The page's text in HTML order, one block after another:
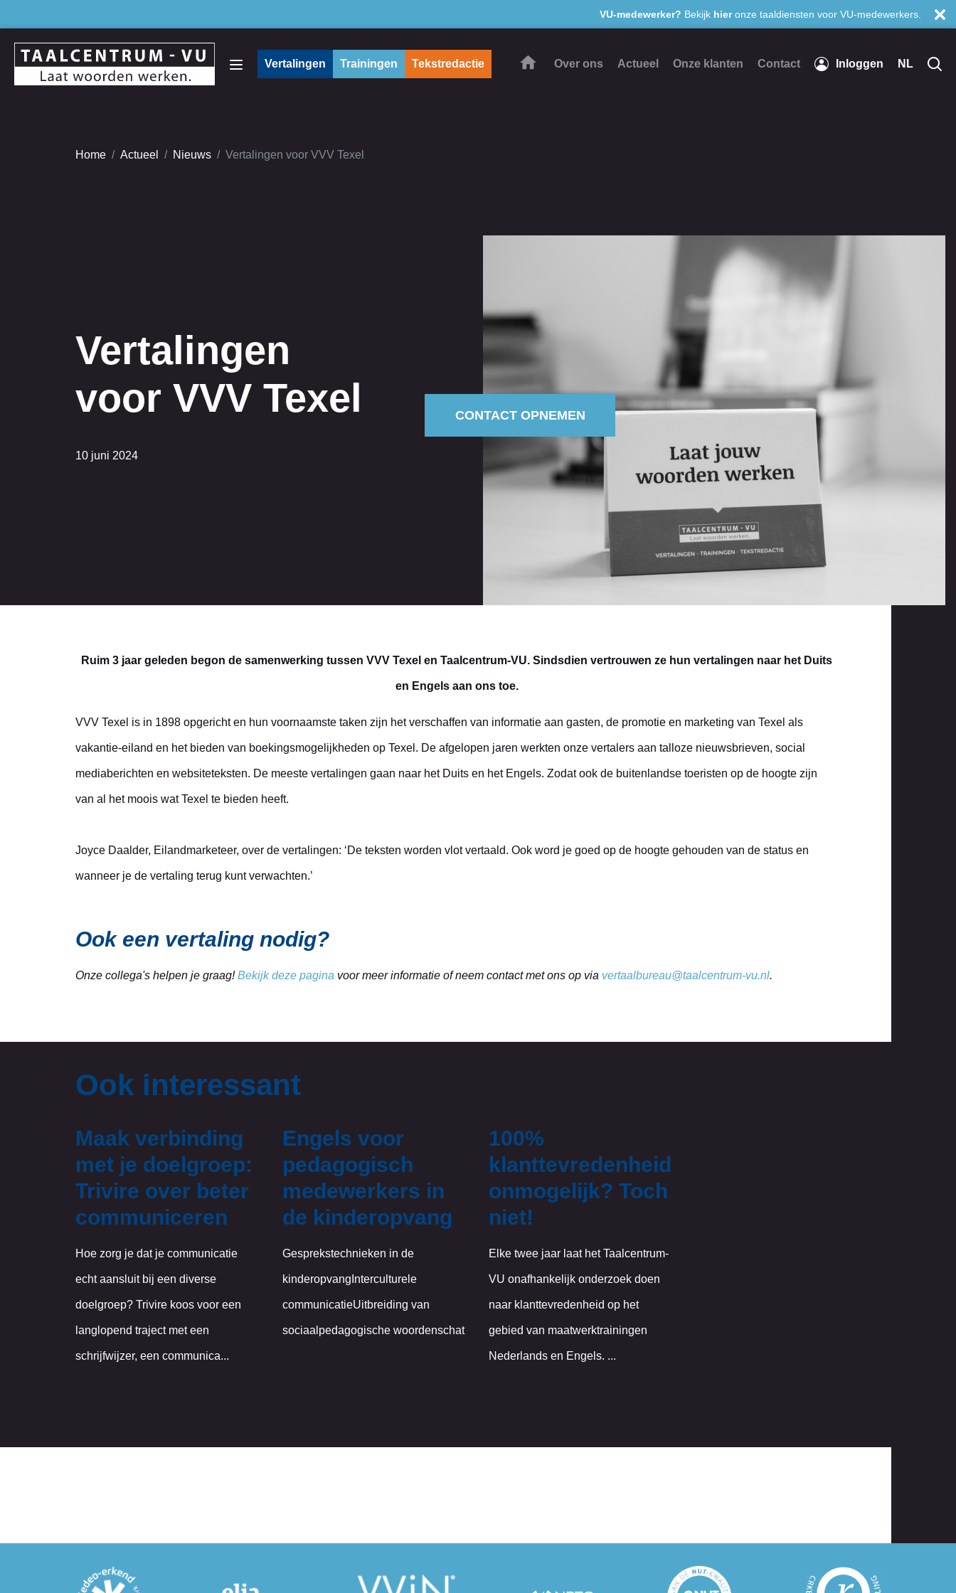
VU-medewerker? Bekijk hieronze taaldiensten voor VU-medewerkers.
Inloggen
Vertalingen Trainingen Tekstredactie NL
Over ons Actueel Onze klanten Contact
Home Actueel Nieuws Vertalingen voor VVV Texel
Vertalingen
voor VVV Texel
10 juni 2024
CONTACT OPNEMEN
Ruim 3 jaar geleden begon de samenwerking tussen VVV Texel en Taalcentrum-VU. Sindsdien vertrouwen ze hun vertalingen naar het Duits
en Engels aan ons toe.
VVV Texel is in 1898 opgericht en hun voornaamste taken zijn het verschaffen van informatie aan gasten, de promotie en marketing van Texel als
vakantie-eiland en het bieden van boekingsmogelijkheden op Texel. De afgelopen jaren werkten onze vertalers aan talloze nieuwsbrieven, social
mediaberichten en websiteteksten. De meeste vertalingen gaan naar het Duits en het Engels. Zodat ook de buitenlandse toeristen op de hoogte zijn
van al het moois wat Texel te bieden heeft.
Joyce Daalder, Eilandmarketeer, over de vertalingen: ‘De teksten worden vlot vertaald. Ook word je goed op de hoogte gehouden van de status en
wanneer je de vertaling terug kunt verwachten.’
Ook een vertaling nodig?
Onze collega's helpen je graag!Bekijk deze pagina voor meer informatie of neem contact met ons op via vertaalbureau@taalcentrum-vu.nl.
Ook interessant
Maak verbinding
met je doelgroep:
Trivire over beter
communiceren
Hoe zorg je dat je communicatie
echt aansluit bij een diverse
doelgroep? Trivire koos voor een
langlopend traject met een
schrijfwijzer, een communica...
Engels voor
pedagogisch
medewerkers in
de kinderopvang
Gesprekstechnieken in de
kinderopvangInterculturele
communicatieUitbreiding van
sociaalpedagogische woordenschat
100%
klanttevredenheid
onmogelijk? Toch
niet!
Elke twee jaar laat het Taalcentrum-
VU onafhankelijk onderzoek doen
naar klanttevredenheid op het
gebied van maatwerktrainingen
Nederlands en Engels. ...